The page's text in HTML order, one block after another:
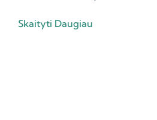
Skaityti Daugiau